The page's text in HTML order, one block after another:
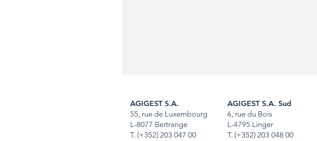
AGIGEST S.A.
55, rue de Luxembourg
L-8077 Bertrange
T. (+352) 203 047 00
AGIGEST S.A. Sud
6, rue du Bois
L-4795 Linger
T. (+352) 203 048 00